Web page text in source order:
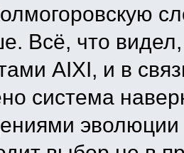
Всё, что
AIXI, и в
система
эволюции